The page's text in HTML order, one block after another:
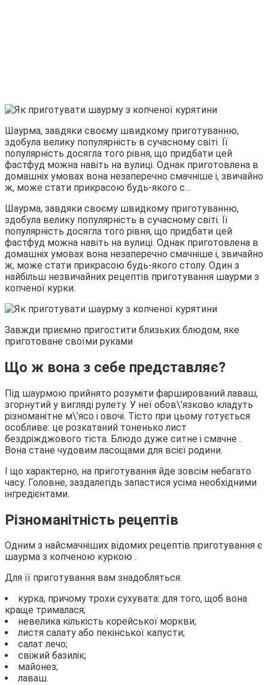
Шаурма, завдяки своєму швидкому приготуванню,
здобула велику популярність в сучасному світі. Її
популярність досягла того рівня, що придбати цей
фастфуд можна навіть на вулиці. Однак приготовлена в
домашніх умовах вона незаперечно смачніше і, звичайно
ж, може стати прикрасою будь-якого с…
Шаурма, завдяки своєму швидкому приготуванню,
здобула велику популярність в сучасному світі. Її
популярність досягла того рівня, що придбати цей
фастфуд можна навіть на вулиці. Однак приготовлена в
домашніх умовах вона незаперечно смачніше і, звичайно
ж, може стати прикрасою будь-якого столу. Один з
найбільш незвичайних рецептів приготування шаурми з
копченої курки.
Завжди приємно пригостити близьких блюдом, яке
приготоване своїми руками
Що ж вона з себе представляє?
Під шаурмою прийнято розуміти фарширований лаваш,
згорнутий у вигляді рулету. У неї обов\’язково кладуть
різноманітне м\’ясо і овочі. Тісто при цьому готується
особливе: це розкатаний тоненько лист
бездріжджового тіста. Блюдо дуже ситне і смачне .
Вона стане чудовим ласощами для всієї родини.
І що характерно, на приготування йде зовсім небагато
часу. Головне, заздалегідь запастися усіма необхідними
інгредієнтами.
Різноманітність рецептів
Одним з найсмачніших відомих рецептів приготування є
шаурма з копченою куркою .
Для її приготування вам знадобляться:
курка, причому трохи сухувата: для того, щоб вона
краще трималася;
невелика кількість корейської моркви;
листя салату або пекінської капусти;
салат лечо;
свіжий базилік;
майонез;
лаваш.